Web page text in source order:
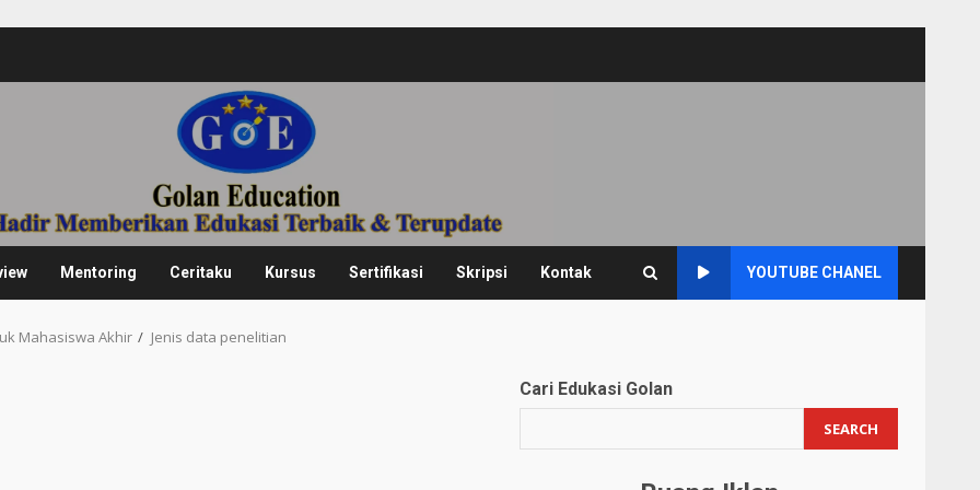
Mentoring Ceritaku Kursus Sertifikasi Skripsi Kontak YOUTUBE CHANEL
Mahasiswa Akhir Jenis data penelitian
Cari Edukasi Golan
SEARCH